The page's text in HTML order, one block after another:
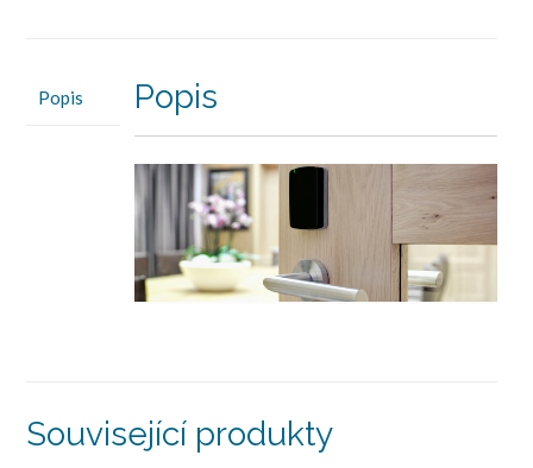
Popis Popis
Související produkty